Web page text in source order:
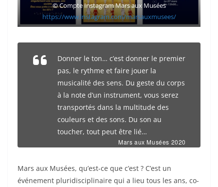
©Compte Instagram Mars aux Musées
https://www.instagram.com/marsauxmusees/
Donner le ton… c’est donner le premier
pas, le rythme et faire jouer la
musicalité des sens. Du geste du corps
à la note d’un instrument, vous serez
transportés dans la multitude des
couleurs et des sons. Du son au
toucher, tout peut être lié…
Mars aux Musées 2020
Mars aux Musées, qu’est-ce que c’est ? C’est un
événement pluridisciplinaire qui a lieu tous les ans, co-